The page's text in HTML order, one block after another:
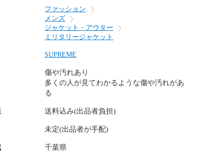
または試着程度の使用感があります。
ージが多数見受けられ難がある中古品になります。
ロフィール欄をご覧くださいませ。≫
ファッション
メンズ
ジャケット・アウター
ミリタリージャケット
SUPREME
傷や汚れあり
多くの人が見てわかるような傷や汚れがあ
る
送料込み(出品者負担)
未定(出品者が手配)
千葉県